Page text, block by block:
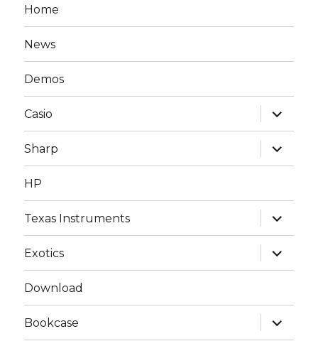
Home
News
Demos
Casio
expand
child
menu
Sharp
expand
child
menu
HP
Texas Instruments
expand
child
menu
Exotics
expand
child
menu
Download
Bookcase
expand
child